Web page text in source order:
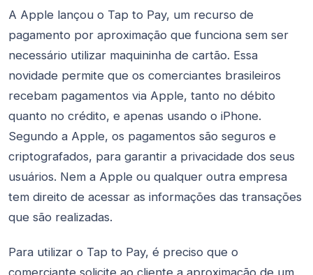
A Apple lançou o Tap to Pay, um recurso de
pagamento por aproximação que funciona sem ser
necessário utilizar maquininha de cartão. Essa
novidade permite que os comerciantes brasileiros
recebam pagamentos via Apple, tanto no débito
quanto no crédito, e apenas usando o iPhone.
Segundo a Apple, os pagamentos são seguros e
criptografados, para garantir a privacidade dos seus
usuários. Nem a Apple ou qualquer outra empresa
tem direito de acessar as informações das transações
que são realizadas.
Para utilizar o Tap to Pay, é preciso que o
comerciante solicite ao cliente a aproximação de um